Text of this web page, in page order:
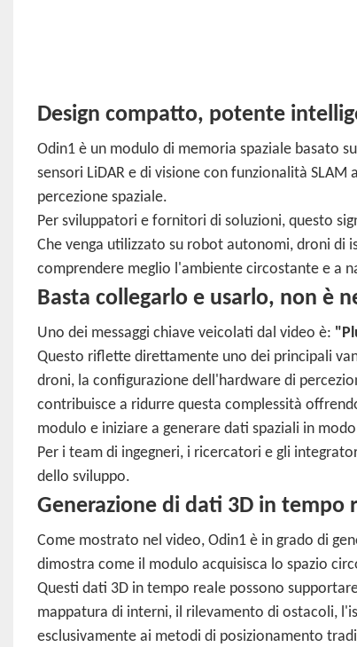
Design compatto, potente
Odin1 è un modulo di memoria spaziale basato
sensori LiDAR e di visione con funzionalità
percezione spaziale.
Per sviluppatori e fornitori di soluzioni, questo
Che venga utilizzato su robot autonomi, droni di
comprendere meglio l'ambiente circostante e a
Basta collegarlo e usarlo, non è
Uno dei messaggi chiave veicolati dal video è:
Questo riflette direttamente uno dei principali
droni, la configurazione dell'hardware di
contribuisce a ridurre questa complessità
modulo e iniziare a generare dati spaziali in
Per i team di ingegneri, i ricercatori e gli
dello sviluppo.
Generazione di dati 3D in tempo
Come mostrato nel video, Odin1 è in grado di
dimostra come il modulo acquisisca lo spazio
Questi dati 3D in tempo reale possono
mappatura di interni, il rilevamento di ostacoli,
esclusivamente ai metodi di posizionamento